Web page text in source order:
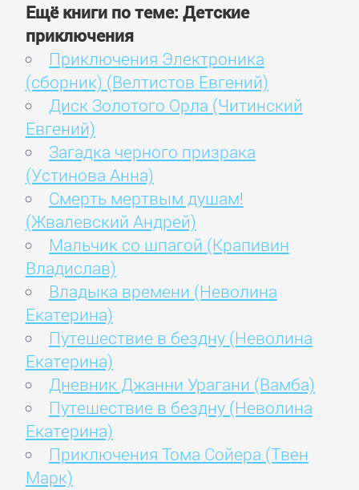
Ещё книги по теме: Детские
приключения
Приключения Электроника
(сборник) (Велтистов Евгений)
Диск Золотого Орла (Читинский
Евгений)
Загадка черного призрака
(Устинова Анна)
Смерть мертвым душам!
(Жвалевский Андрей)
Мальчик со шпагой (Крапивин
Владислав)
Владыка времени (Неволина
Екатерина)
Путешествие в бездну (Неволина
Екатерина)
Дневник Джанни Урагани (Вамба)
Путешествие в бездну (Неволина
Екатерина)
Приключения Тома Сойера (Твен
Марк)